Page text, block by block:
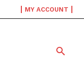
MY ACCOUNT